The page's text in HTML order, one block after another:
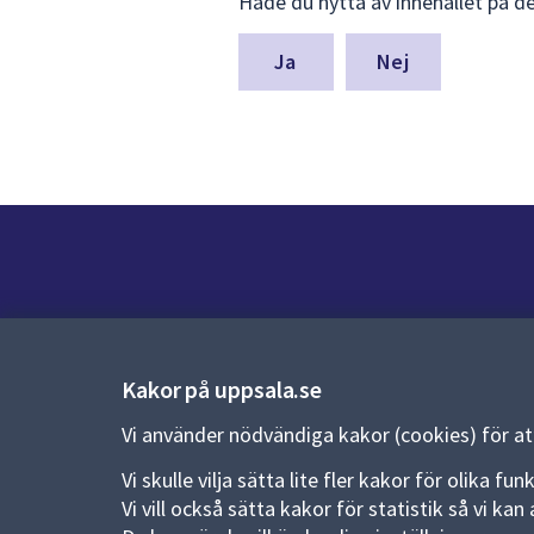
Kakor på uppsala.se
Vi använder nödvändiga kakor (cookies) för
Vi skulle vilja sätta lite fler kakor för olika
Vi vill också sätta kakor för statistik så vi
synpunkter
för
denna
Nej
Kontaktcenter:018-727 00 00
E-post:uppsala.kommun@uppsala.se
Fler kontaktvägar